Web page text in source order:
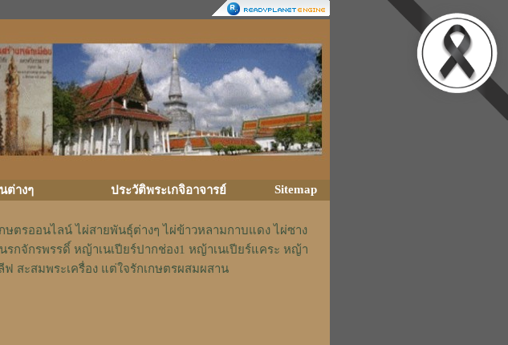
ต่างๆ ประวัติพระเกจิอาจารย์ Sitemap
ตรออนไลน์ ไผ่สายพันธุ์ต่างๆ ไผ่ข้าวหลามกาบแดง ไผ่ซาง
กจักรพรรดิ์ หญ้าเนเปียร์ปากช่อง1 หญ้าเนเปียร์แคระ หญ้า
ฟ สะสมพระเครื่อง แต่ใจรักเกษตรผสมผสาน